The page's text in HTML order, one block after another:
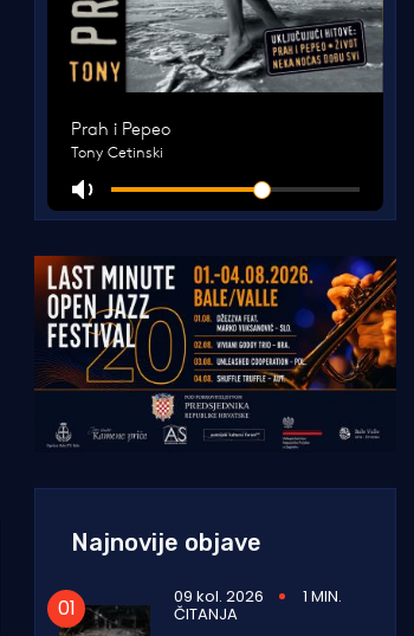
Najnovije objave
09 kol. 2026 1 MIN.
ČITANJA